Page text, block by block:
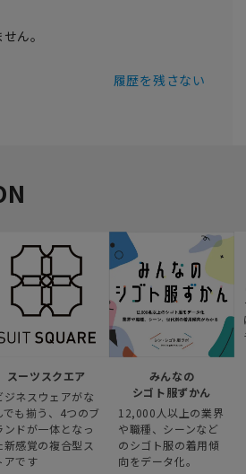
ん。
履歴を残さない
スーツスクエア
ジネスウェアがな
でも揃う、4つのブ
ンドが一体となっ
新感覚の複合型ス
アです
みんなの
シゴト服ずかん
12,000人以上の業界
や職種、シーンなど
のシゴト服の着用傾
向をデータ化。